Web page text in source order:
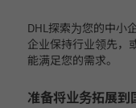
DHL探索为您的中小
企业保持行业领先，
能满足您的需求。
准备将业务拓展到